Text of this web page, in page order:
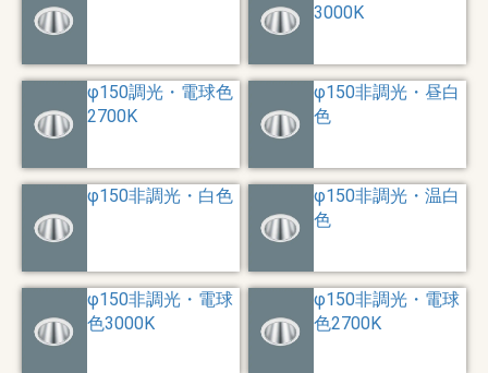
3000K
φ150調光・電球色
2700K
φ150非調光・昼白
色
φ150非調光・白色
φ150非調光・温白
色
φ150非調光・電球
色3000K
φ150非調光・電球
色2700K